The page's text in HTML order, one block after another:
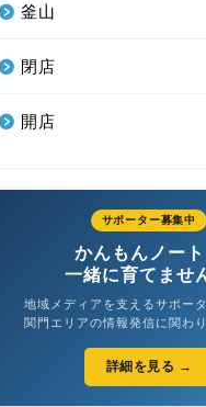
釜山
閉店
開店
サポーター募集中
かんもんノー
一緒に育てませ
地域メディアを支えるサポー
関門エリアの情報発信に関わ
詳細を見る →